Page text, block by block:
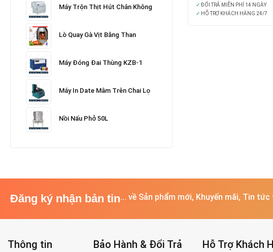
Máy Trộn Thịt Hút Chân Không
Lò Quay Gà Vịt Bằng Than
Máy Đóng Đai Thùng KZB-1
Máy In Date Mâm Trên Chai Lọ
Nồi Nấu Phở 50L
✓ ĐỔI TRẢ MIỄN PHÍ 14 NGÀY
✓ HỖ TRỢ KHÁCH HÀNG 24/7
Đăng ký nhận bản tin... về Sản phẩm mới, Khuyến mãi, Tin
Thông tin Bảo Hành & Đổi Trả Hỗ Trợ Khách